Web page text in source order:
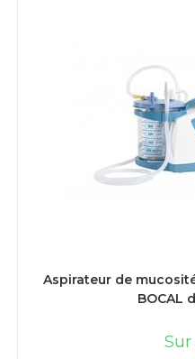
Aspirateur de
BOCAL